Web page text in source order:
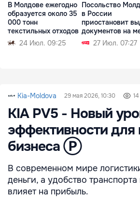
В Молдове ежегодно
образуется около 35
000 тонн
текстильных отходов
24 Июл. 09:25
Посольство
в России
приостановит
документов на
27 Июл. 07:27
Kia-Moldova 29 мая 2026, 10:30
KIA PV5 - Новый
эффективности для
бизнеса Ⓟ
В современном мире
деньги, а удобство
влияет на прибыль.